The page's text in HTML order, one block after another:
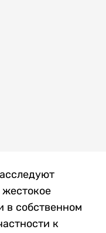
в собственном
к